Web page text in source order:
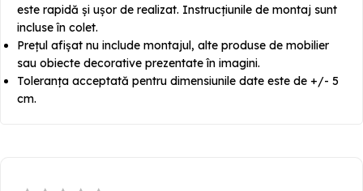
este rapidă și ușor de realizat. Instrucțiunile de montaj sunt
incluse în colet.
Prețul afișat nu include montajul, alte produse de mobilier
sau obiecte decorative prezentate în imagini.
Toleranța acceptată pentru dimensiunile date este de +/- 5
cm.